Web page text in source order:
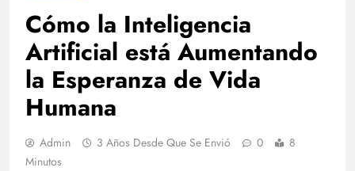
Cómo la Inteligencia
Artificial está Aumentando
la Esperanza de Vida
Humana
Admin 3 Años Desde Que Se Envió 0
8
Minutos